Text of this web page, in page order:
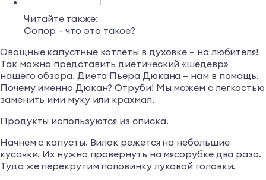
Читайте также:
Сопор – что это такое?
Овощные капустные котлеты в духовке – на любителя!
Так можно представить диетический «шедевр»
нашего обзора. Диета Пьера Дюкана – нам в помощь.
Почему именно Дюкан? Отруби! Мы можем с легкостью
заменить ими муку или крахмал.
Продукты используются из списка.
Начнем с капусты. Вилок режется на небольшие
кусочки. Их нужно провернуть на мясорубке два раза.
Туда же перекрутим половинку луковой головки.